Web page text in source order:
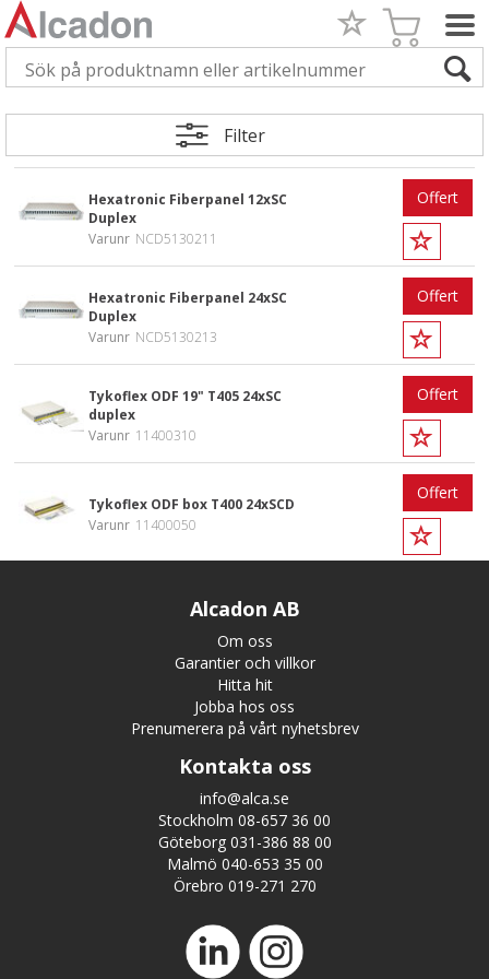
Filter
Hexatronic Fiberpanel 12xSC
Duplex
Varunr NCD5130211
Offert
Hexatronic Fiberpanel 24xSC
Duplex
Varunr NCD5130213
Offert
Tykoflex ODF 19" T405 24xSC
duplex
Varunr 11400310
Offert
Tykoflex ODF box T400 24xSCD
Varunr 11400050
Offert
Alcadon AB
Om oss
Garantier och villkor
Hitta hit
Jobba hos oss
Prenumerera på vårt nyhetsbrev
Kontakta oss
info@alca.se
Stockholm 08-657 36 00
Göteborg 031-386 88 00
Malmö 040-653 35 00
Örebro 019-271 270